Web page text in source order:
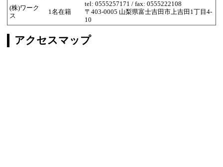
(株)ワーク
ス
1名在籍
tel: 0555257171 / fax: 0555222108
〒403-0005 山梨県富士吉田市上吉田1丁目4-
10
アクセスマップ